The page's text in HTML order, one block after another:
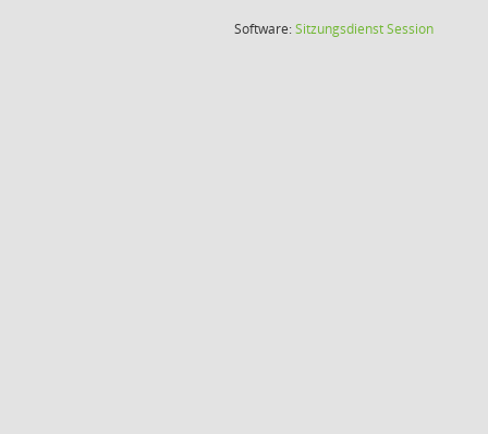
Software:SitzungsdienstSession(Wird in